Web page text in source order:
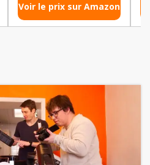
Voir le prix sur Amazon